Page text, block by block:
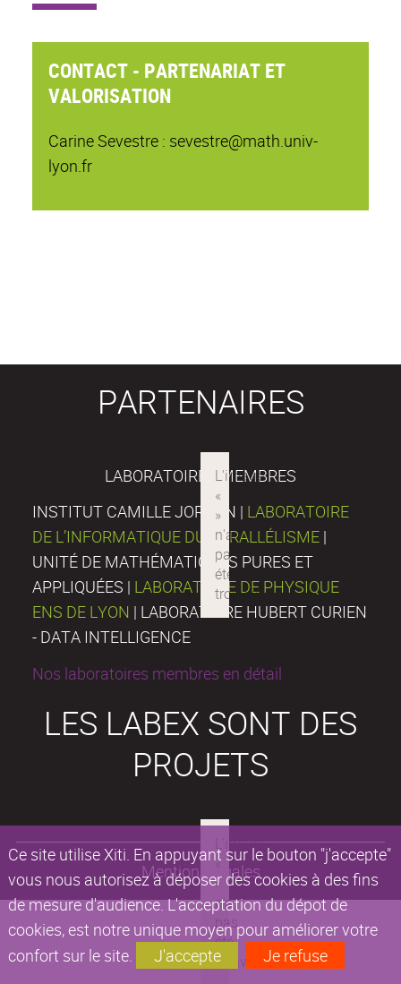
Ce site utilise Xiti. En appuyant sur le bouton "j'accepte"
vous nous autorisez à déposer des cookies à des fins
de mesure d'audience. L'acceptation du dépot de
cookies, est notre unique moyen pour améliorer votre
confort sur le site.
J'accepte Je refuse
CONTACT - PARTENARIAT ET
VALORISATION
Carine Sevestre : sevestre@math.univ-
lyon.fr
PARTENAIRES
LABORATOIRES MEMBRES
INSTITUT CAMILLE JORDAN | LABORATOIRE
DE L’INFORMATIQUE DU PARALLÉLISME |
UNITÉ DE MATHÉMATIQUES PURES ET
APPLIQUÉES | LABORATOIRE DE PHYSIQUE
ENS DE LYON | LABORATOIRE HUBERT CURIEN
- DATA INTELLIGENCE
Nos laboratoires membres en détail
LES LABEX SONT DES
PROJETS
Mentions légales